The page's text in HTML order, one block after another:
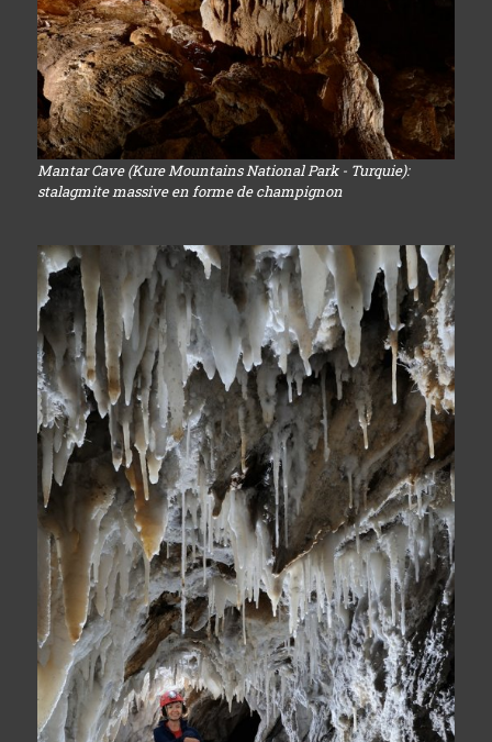
Mantar Cave (Kure Mountains National Park - Turquie):
stalagmite massive en forme de champignon